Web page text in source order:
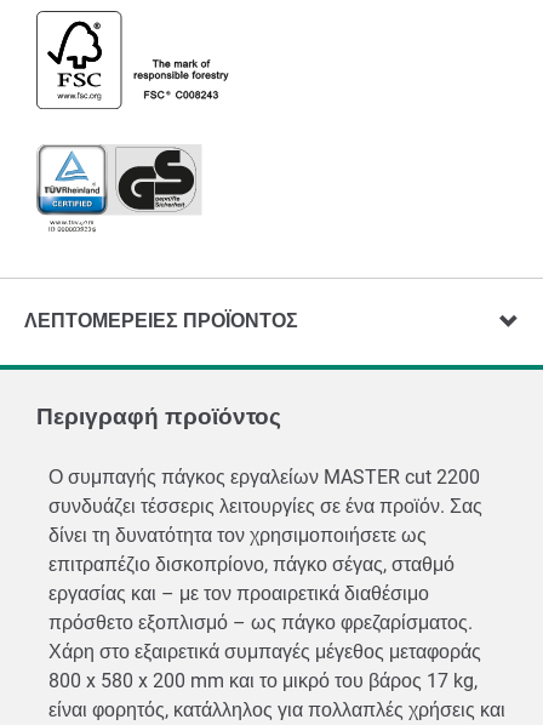
ΛΕΠΤΟΜΈΡΕΙΕΣ ΠΡΟΪΌΝΤΟΣ
Περιγραφή προϊόντος
Ο συμπαγής πάγκος εργαλείων MASTER cut 2200
συνδυάζει τέσσερις λειτουργίες σε ένα προϊόν. Σας
δίνει τη δυνατότητα τον χρησιμοποιήσετε ως
επιτραπέζιο δισκοπρίονο, πάγκο σέγας, σταθμό
εργασίας και – με τον προαιρετικά διαθέσιμο
πρόσθετο εξοπλισμό – ως πάγκο φρεζαρίσματος.
Χάρη στο εξαιρετικά συμπαγές μέγεθος μεταφοράς
800 x 580 x 200 mm και το μικρό του βάρος 17 kg,
είναι φορητός, κατάλληλος για πολλαπλές χρήσεις και